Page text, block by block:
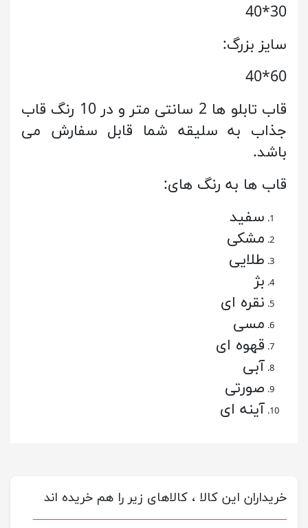
30*40
سایز بزرگ:
60*40
قاب تابلو ها 2 سانتی متر و در 10 رنگ قاب
جذاب به سلیقه شما قابل سفارش می
باشد.
قاب ها به رنگ های:
سفید
مشکی
طلایی
بژ
نقره ای
مسی
قهوه ای
آبی
صورتی
آینه ای
خریداران این کالا ، کالاهای زیر را هم خریده اند